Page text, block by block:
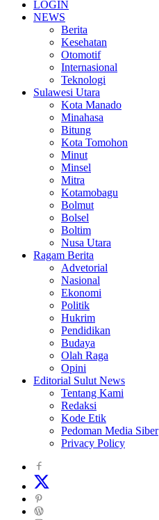
LOGIN
NEWS
Berita
Kesehatan
Otomotif
Internasional
Teknologi
Sulawesi Utara
Kota Manado
Minahasa
Bitung
Kota Tomohon
Minut
Minsel
Mitra
Kotamobagu
Bolmut
Bolsel
Boltim
Nusa Utara
Ragam Berita
Advetorial
Nasional
Ekonomi
Politik
Hukrim
Pendidikan
Budaya
Olah Raga
Opini
Editorial Sulut News
Tentang Kami
Redaksi
Kode Etik
Pedoman Media Siber
Privacy Policy